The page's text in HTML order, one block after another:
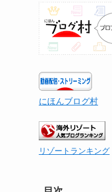
にほんブログ村
リゾートランキング